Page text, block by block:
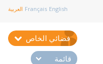
Français English العربية
فضائي الخاص
قائمة